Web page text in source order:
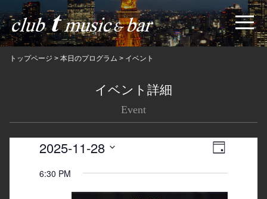
トップページ > 本日のプログラム > イベント
イベント詳細
Event
Views
Event
日
2025-11-28
date.
6:30 PM